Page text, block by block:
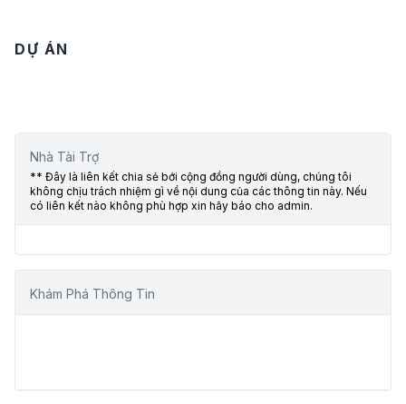
DỰ ÁN
Nhà Tài Trợ
** Đây là liên kết chia sẻ bới cộng đồng người dùng, chúng tôi
không chịu trách nhiệm gì về nội dung của các thông tin này. Nếu
có liên kết nào không phù hợp xin hãy báo cho admin.
Khám Phá Thông Tin